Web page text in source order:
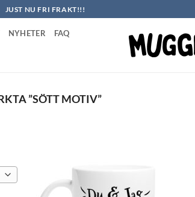
JUST NU FRI FRAKT!!!
NYHETER FAQ
”SÖTT MOTIV”